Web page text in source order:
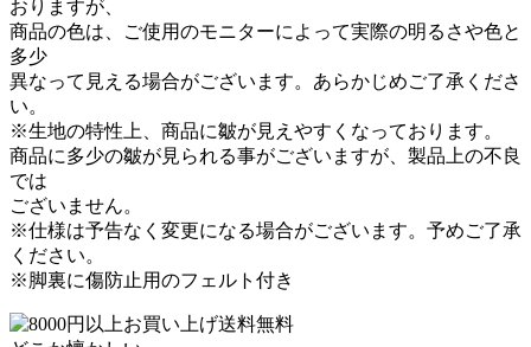
おりますが、
商品の色は、ご使用のモニターによって実際の明るさや色と
多少
異なって見える場合がございます。あらかじめご了承くださ
い。
※生地の特性上、商品に皺が見えやすくなっております。
商品に多少の皺が見られる事がございますが、製品上の不良
では
ございません。
※仕様は予告なく変更になる場合がございます。予めご了承
ください。
※脚裏に傷防止用のフェルト付き